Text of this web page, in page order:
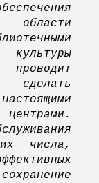
сделать
числа,